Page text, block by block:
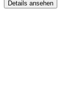
Details ansehen